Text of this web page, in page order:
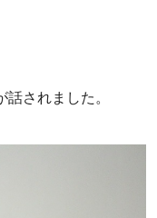
されました。